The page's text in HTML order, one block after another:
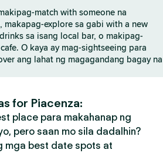
match with someone na
makapag-explore sa gabi with a new
sa isang local bar, o makipag-
O kaya ay mag-sightseeing para
ang lahat ng magagandang bagay na
for Piacenza:
place para makahanap ng
pero saan mo sila dadalhin?
mga best date spots at